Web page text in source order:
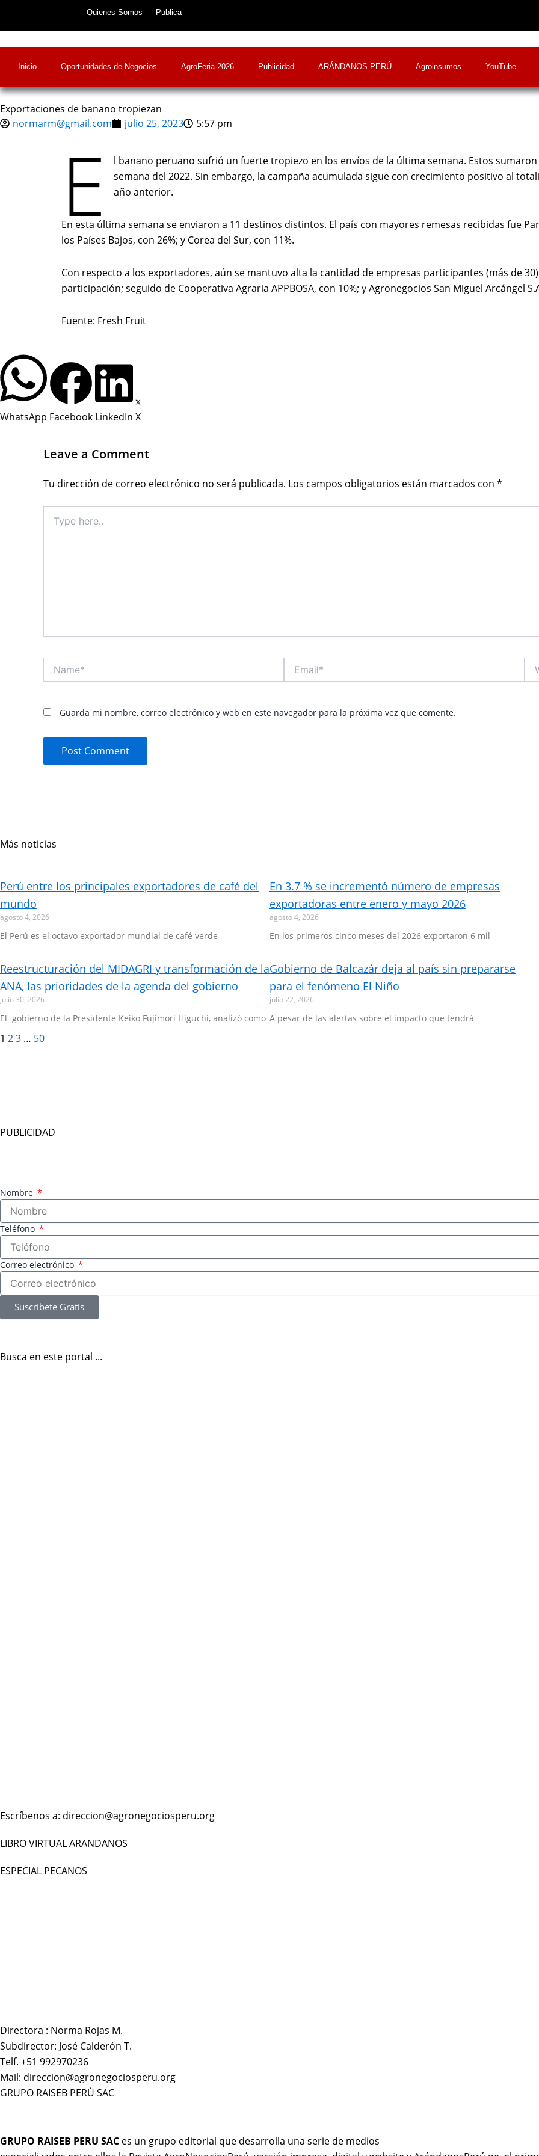
Quienes Somos Publica
Inicio Oportunidades de Negocios AgroFeria 2026 Publicidad ARÁNDANOS PERÚ Agroinsumos YouTube
Exportaciones de banano tropiezan
normarm@gmail.com
julio 25, 2023 5:57 pm
E
l banano peruano sufrió un fuerte tropiezo en los envíos de la última semana. Estos
semana del 2022. Sin embargo, la campaña acumulada sigue con crecimiento positivo al
año anterior.
En esta última semana se enviaron a 11 destinos distintos. El país con mayores remesas recibidas fue
los Países Bajos, con 26%; y Corea del Sur, con 11%.
Con respecto a los exportadores, aún se mantuvo alta la cantidad de empresas participantes (más de
participación; seguido de Cooperativa Agraria APPBOSA, con 10%; y Agronegocios San Miguel Arcángel
Fuente: Fresh Fruit
WhatsApp Facebook LinkedIn X
Leave a Comment
Tu dirección de correo electrónico no será publicada. Los campos obligatorios están marcados con *
here..
Guarda mi nombre, correo electrónico y web en este navegador para la próxima vez que comente.
Más noticias
Perú entre los principales exportadores de café del
mundo
agosto 4, 2026
El Perú es el octavo exportador mundial de café verde
En 3.7 % se incrementó número de empresas
exportadoras entre enero y mayo 2026
agosto 4, 2026
En los primeros cinco meses del 2026 exportaron 6 mil
Reestructuración del MIDAGRI y transformación de la
ANA, las prioridades de la agenda del gobierno
julio 30, 2026
El gobierno de la Presidente Keiko Fujimori Higuchi, analizó como
Gobierno de Balcazár deja al país sin prepararse
para el fenómeno El Niño
julio 22, 2026
A pesar de las alertas sobre el impacto que tendrá
1 23 … 50
PUBLICIDAD
Nombre
Teléfono
Correo electrónico
Suscríbete Gratis
Busca en este portal ...
Escríbenos a: direccion@agronegociosperu.org
LIBRO VIRTUAL ARANDANOS
ESPECIAL PECANOS
Directora : Norma Rojas M.
Subdirector: José Calderón T.
Telf. +51 992970236
Mail: direccion@agronegociosperu.org
GRUPO RAISEB PERÚ SAC
GRUPO RAISEB PERU SAC es un grupo editorial que desarrolla una serie de medios